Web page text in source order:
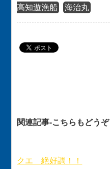
高知遊漁船
海治丸
関連記事-こちらもどうぞ
クエ 絶好調！！